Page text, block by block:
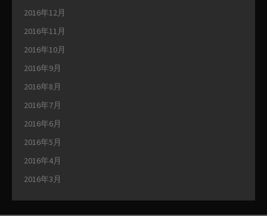
2016年12月
2016年11月
2016年10月
2016年9月
2016年8月
2016年7月
2016年6月
2016年5月
2016年4月
2016年3月